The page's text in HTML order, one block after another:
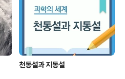
천동설과 지동설